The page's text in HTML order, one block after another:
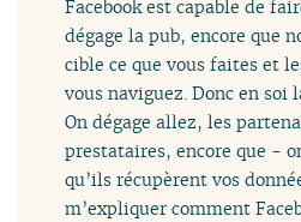
Facebook est capable de
dégage la pub, encore que
cible ce que vous faites et
vous naviguez. Donc en soi
On dégage allez, les
prestataires, encore que -
qu’ils récupèrent vos
m’expliquer comment